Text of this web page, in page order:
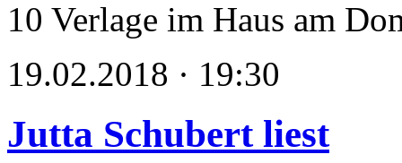
10 Verlage im Haus am
19.02.2018 · 19:30
Jutta Schubert liest